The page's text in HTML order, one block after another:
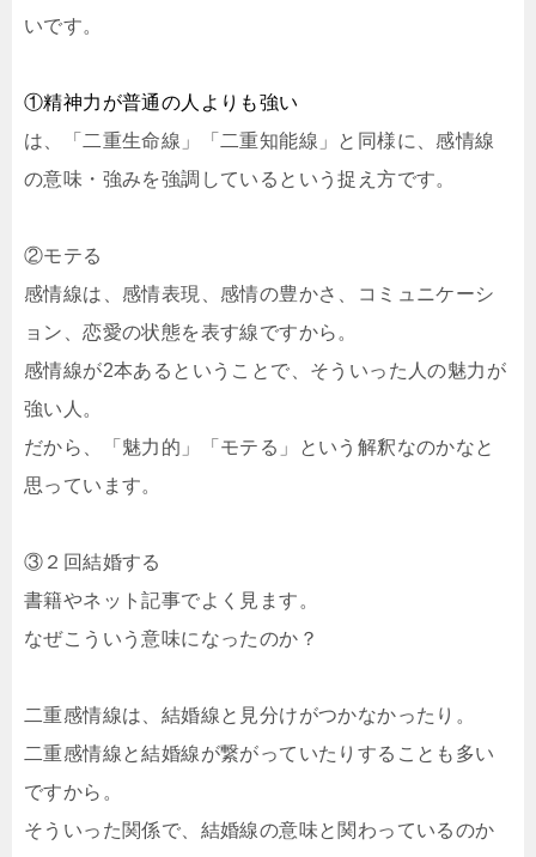
いです。
①精神力が普通の人よりも強い
は、「二重生命線」「二重知能線」と同様に、感情線
の意味・強みを強調しているという捉え方です。
②モテる
感情線は、感情表現、感情の豊かさ、コミュニケーシ
ョン、恋愛の状態を表す線ですから。
感情線が2本あるということで、そういった人の魅力が
強い人。
だから、「魅力的」「モテる」という解釈なのかなと
思っています。
③２回結婚する
書籍やネット記事でよく見ます。
なぜこういう意味になったのか？
二重感情線は、結婚線と見分けがつかなかったり。
二重感情線と結婚線が繋がっていたりすることも多い
ですから。
そういった関係で、結婚線の意味と関わっているのか